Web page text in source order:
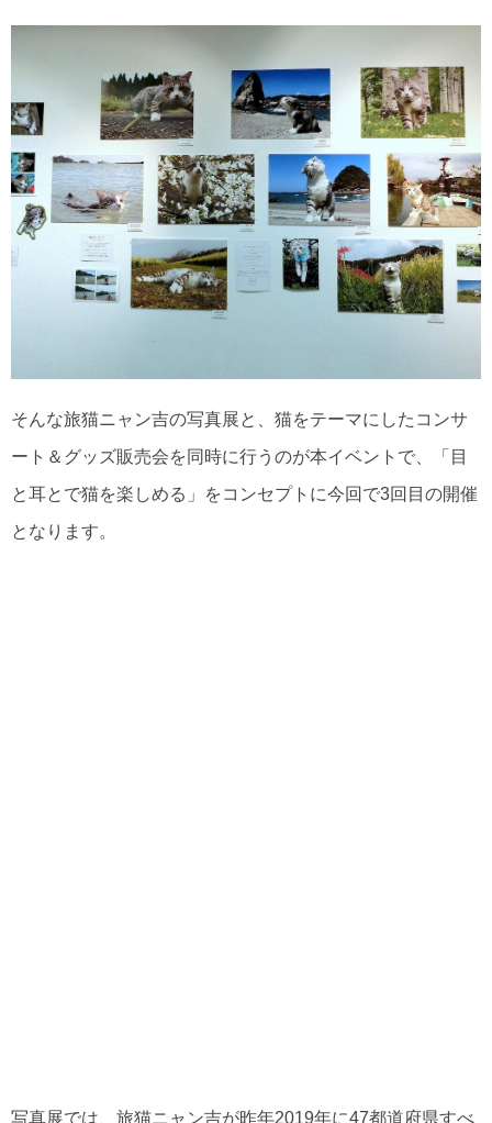
そんな旅猫ニャン吉の写真展と、猫をテーマにしたコンサ
ート＆グッズ販売会を同時に行うのが本イベントで、「目
と耳とで猫を楽しめる」をコンセプトに今回で3回目の開催
となります。
写真展では、旅猫ニャン吉が昨年2019年に47都道府県すべ